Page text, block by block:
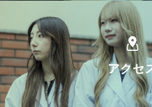
アクセ